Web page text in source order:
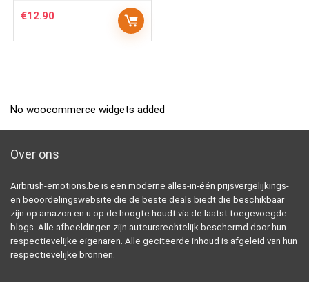
€12.90
No woocommerce widgets added
Over ons
Airbrush-emotions.be is een moderne alles-in-één prijsvergelijkings-
en beoordelingswebsite die de beste deals biedt die beschikbaar
zijn op amazon en u op de hoogte houdt via de laatst toegevoegde
blogs. Alle afbeeldingen zijn auteursrechtelijk beschermd door hun
respectievelijke eigenaren. Alle geciteerde inhoud is afgeleid van hun
respectievelijke bronnen.